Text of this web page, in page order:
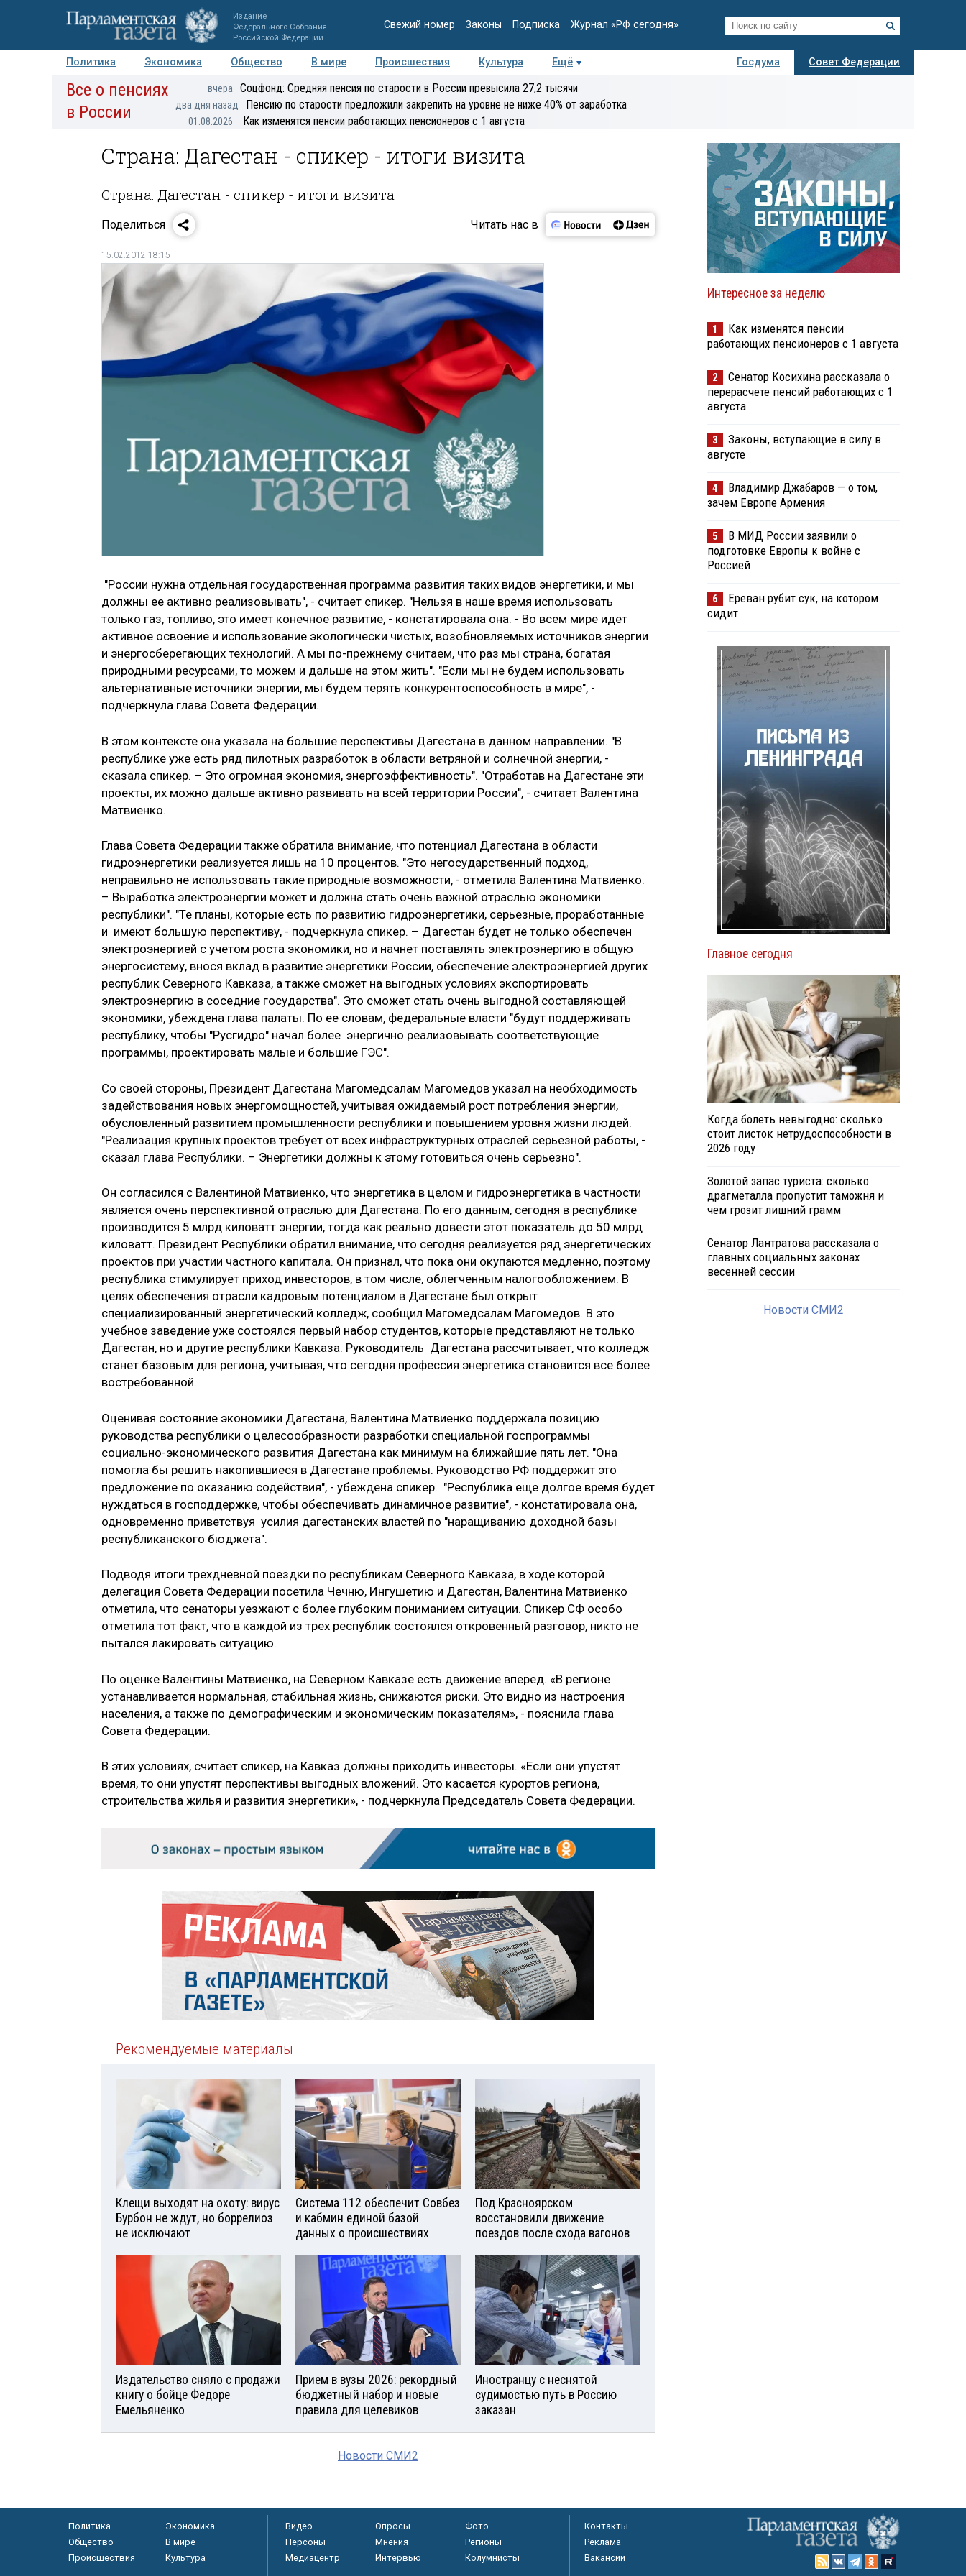
Издание
Федерального Собрания
Российской Федерации
Свежий номер Законы Подписка Журнал «РФ сегодня»
Политика Экономика Общество В мире Происшествия Культура Ещё Госдума
Совет Федерации
Авторы Персоны Мнения Регионы Медиацентр Интервью Колумнисты
экспертиза
Все о пенсиях
в России
вчера Соцфонд: Средняя пенсия по старости в России превысила 27,2 тысячи
два дня назад Пенсию по старости предложили закрепить на уровне не ниже 40% от заработка
01.08.2026 Как изменятся пенсии работающих пенсионеров с 1 августа
Страна: Дагестан - спикер - итоги визита
Страна: Дагестан - спикер - итоги визита
Поделиться Читать нас в
15.02.2012 18:15
"России нужна отдельная государственная программа развития таких видов энергетики, и мы
должны ее активно реализовывать", - считает спикер. "Нельзя в наше время использовать
только газ, топливо, это имеет конечное развитие, - констатировала она. - Во всем мире идет
активное освоение и использование экологически чистых, возобновляемых источников энергии
и энергосберегающих технологий. А мы по-прежнему считаем, что раз мы страна, богатая
природными ресурсами, то можем и дальше на этом жить". "Если мы не будем использовать
альтернативные источники энергии, мы будем терять конкурентоспособность в мире", -
подчеркнула глава Совета Федерации.
В этом контексте она указала на большие перспективы Дагестана в данном направлении. "В
республике уже есть ряд пилотных разработок в области ветряной и солнечной энергии, -
сказала спикер. – Это огромная экономия, энергоэффективность". "Отработав на Дагестане эти
проекты, их можно дальше активно развивать на всей территории России", - считает Валентина
Матвиенко.
Глава Совета Федерации также обратила внимание, что потенциал Дагестана в области
гидроэнергетики реализуется лишь на 10 процентов. "Это негосударственный подход,
неправильно не использовать такие природные возможности, - отметила Валентина Матвиенко.
– Выработка электроэнергии может и должна стать очень важной отраслью экономики
республики". "Те планы, которые есть по развитию гидроэнергетики, серьезные, проработанные
и имеют большую перспективу, - подчеркнула спикер. – Дагестан будет не только обеспечен
электроэнергией с учетом роста экономики, но и начнет поставлять электроэнергию в общую
энергосистему, внося вклад в развитие энергетики России, обеспечение электроэнергией других
республик Северного Кавказа, а также сможет на выгодных условиях экспортировать
электроэнергию в соседние государства". Это сможет стать очень выгодной составляющей
экономики, убеждена глава палаты. По ее словам, федеральные власти "будут поддерживать
республику, чтобы "Русгидро" начал более энергично реализовывать соответствующие
программы, проектировать малые и большие ГЭС".
Со своей стороны, Президент Дагестана Магомедсалам Магомедов указал на необходимость
задействования новых энергомощностей, учитывая ожидаемый рост потребления энергии,
обусловленный развитием промышленности республики и повышением уровня жизни людей.
"Реализация крупных проектов требует от всех инфраструктурных отраслей серьезной работы, -
сказал глава Республики. – Энергетики должны к этому готовиться очень серьезно".
Он согласился с Валентиной Матвиенко, что энергетика в целом и гидроэнергетика в частности
является очень перспективной отраслью для Дагестана. По его данным, сегодня в республике
производится 5 млрд киловатт энергии, тогда как реально довести этот показатель до 50 млрд
киловатт. Президент Республики обратил внимание, что сегодня реализуется ряд энергетических
проектов при участии частного капитала. Он признал, что пока они окупаются медленно, поэтому
республика стимулирует приход инвесторов, в том числе, облегченным налогообложением. В
целях обеспечения отрасли кадровым потенциалом в Дагестане был открыт
специализированный энергетический колледж, сообщил Магомедсалам Магомедов. В это
учебное заведение уже состоялся первый набор студентов, которые представляют не только
Дагестан, но и другие республики Кавказа. Руководитель Дагестана рассчитывает, что колледж
станет базовым для региона, учитывая, что сегодня профессия энергетика становится все более
востребованной.
Оценивая состояние экономики Дагестана, Валентина Матвиенко поддержала позицию
руководства республики о целесообразности разработки специальной госпрограммы
социально-экономического развития Дагестана как минимум на ближайшие пять лет. "Она
помогла бы решить накопившиеся в Дагестане проблемы. Руководство РФ поддержит это
предложение по оказанию содействия", - убеждена спикер. "Республика еще долгое время будет
нуждаться в господдержке, чтобы обеспечивать динамичное развитие", - констатировала она,
одновременно приветствуя усилия дагестанских властей по "наращиванию доходной базы
республиканского бюджета".
Подводя итоги трехдневной поездки по республикам Северного Кавказа, в ходе которой
делегация Совета Федерации посетила Чечню, Ингушетию и Дагестан, Валентина Матвиенко
отметила, что сенаторы уезжают с более глубоким пониманием ситуации. Спикер СФ особо
отметила тот факт, что в каждой из трех республик состоялся откровенный разговор, никто не
пытался лакировать ситуацию.
По оценке Валентины Матвиенко, на Северном Кавказе есть движение вперед. «В регионе
устанавливается нормальная, стабильная жизнь, снижаются риски. Это видно из настроения
населения, а также по демографическим и экономическим показателям», - пояснила глава
Совета Федерации.
В этих условиях, считает спикер, на Кавказ должны приходить инвесторы. «Если они упустят
время, то они упустят перспективы выгодных вложений. Это касается курортов региона,
строительства жилья и развития энергетики», - подчеркнула Председатель Совета Федерации.
Рекомендуемые материалы
Клещи выходят на охоту: вирус
Бурбон не ждут, но боррелиоз
не исключают
Система 112 обеспечит Совбез
и кабмин единой базой
данных о происшествиях
Под Красноярском
восстановили движение
поездов после схода вагонов
Издательство сняло с продажи
книгу о бойце Федоре
Емельяненко
Прием в вузы 2026: рекордный
бюджетный набор и новые
правила для целевиков
Иностранцу с неснятой
судимостью путь в Россию
заказан
Новости СМИ2
Интересное за неделю
1
Как изменятся пенсии
работающих пенсионеров с 1 августа
2
Сенатор Косихина рассказала о
перерасчете пенсий работающих с 1
августа
3
Законы, вступающие в силу в
августе
4
Владимир Джабаров — о том,
зачем Европе Армения
5
В МИД России заявили о
подготовке Европы к войне с
Россией
6
Ереван рубит сук, на котором
сидит
Главное сегодня
Когда болеть невыгодно: сколько
стоит листок нетрудоспособности в
2026 году
Золотой запас туриста: сколько
драгметалла пропустит таможня и
чем грозит лишний грамм
Сенатор Лантратова рассказала о
главных социальных законах
весенней сессии
Новости СМИ2
Политика
Экономика
Общество
В мире
Происшествия
Культура
Видео Опросы
Фото
Персоны
Мнения
Регионы
Медиацентр
Интервью Колумнисты
Контакты
Реклама
Вакансии